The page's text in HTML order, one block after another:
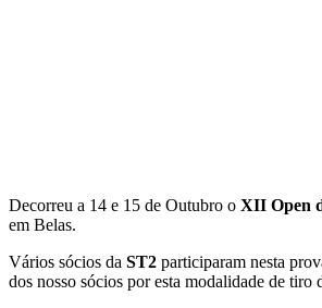
Decorreu a 14 e 15 de Outubro o XII Open
em Belas.
Vários sócios da ST2 participaram nesta
dos nosso sócios por esta modalidade de tiro